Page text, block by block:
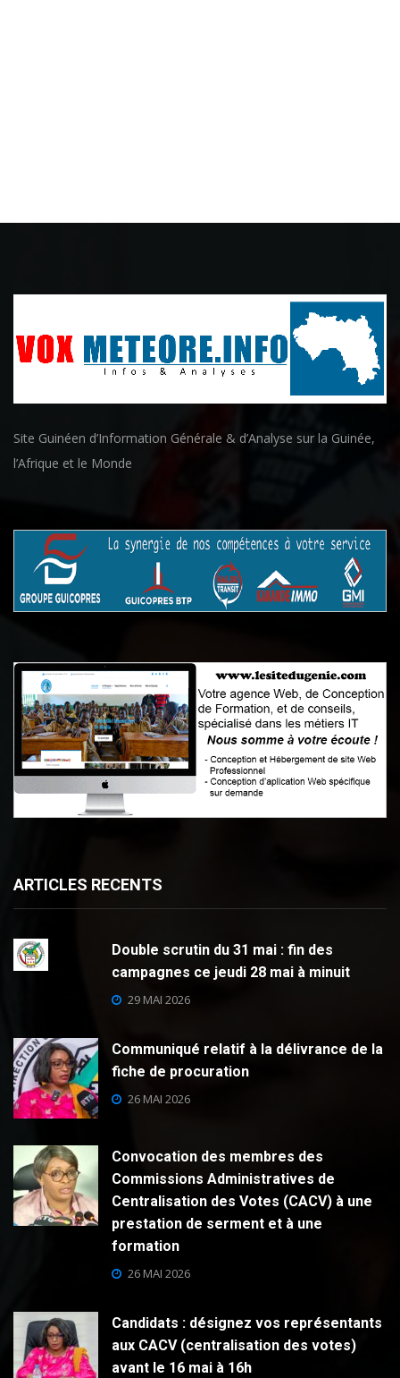
Site Guinéen d’Information Générale & d’Analyse sur la Guinée,
l’Afrique et le Monde
ARTICLES RECENTS
Double scrutin du 31 mai : fin des
campagnes ce jeudi 28 mai à minuit
29 MAI 2026
Communiqué relatif à la délivrance de la
fiche de procuration
26 MAI 2026
Convocation des membres des
Commissions Administratives de
Centralisation des Votes (CACV) à une
prestation de serment et à une
formation
26 MAI 2026
Candidats : désignez vos représentants
aux CACV (centralisation des votes)
avant le 16 mai à 16h